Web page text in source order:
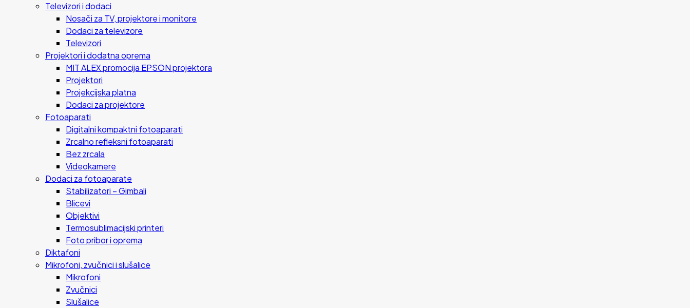
Televizori i dodaci
Nosači za TV, projektore i monitore
Dodaci za televizore
Televizori
Projektori i dodatna oprema
MIT ALEX promocija EPSON projektora
Projektori
Projekcijska platna
Dodaci za projektore
Fotoaparati
Digitalni kompaktni fotoaparati
Zrcalno refleksni fotoaparati
Bez zrcala
Videokamere
Dodaci za fotoaparate
Stabilizatori – Gimbali
Blicevi
Objektivi
Termosublimacijski printeri
Foto pribor i oprema
Diktafoni
Mikrofoni, zvučnici i slušalice
Mikrofoni
Zvučnici
Slušalice